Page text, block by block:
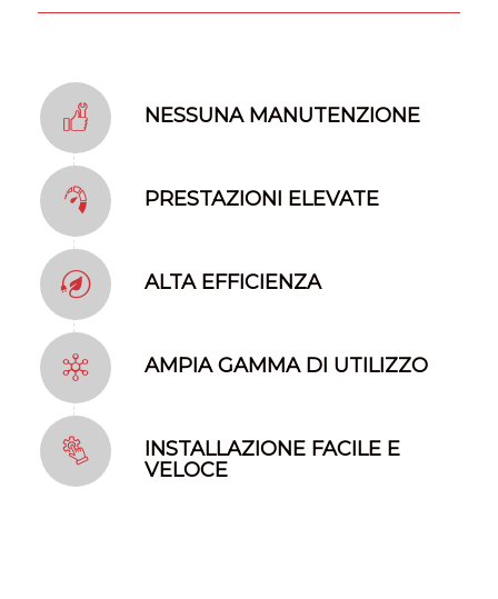
NESSUNA MANUTENZIONE
PRESTAZIONI ELEVATE
ALTA EFFICIENZA
AMPIA GAMMA DI UTILIZZO
INSTALLAZIONE FACILE E
VELOCE